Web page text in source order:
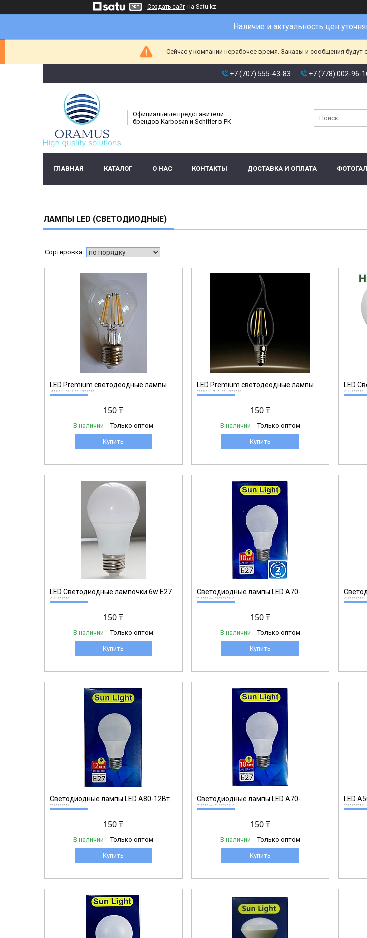
Создать сайт на Satu.kz
Наличие и актуальность цен
Сейчас у компании нерабочее время. Заказы и сообщения
+7 (707) 555-43-83 +7 (778) 002-96-
Официальные представители
брендов Karbosan и Schifler в РК
ГЛАВНАЯ КАТАЛОГ О НАС КОНТАКТЫ ДОСТАВКА И ОПЛАТА
ЛАМПЫ LED (СВЕТОДИОДНЫЕ)
LED Premium светодеодные лампы
4W E27 2700K
150 ₸
В наличии Только оптом
Купить
LED Premium светодеодные лампы
2W E14 2700K
150 ₸
В наличии Только оптом
Купить
LED
6500K.
LED Светодиодные лампочки 6w E27
6500K.
150 ₸
В наличии Только оптом
Купить
A70
Светодиодные лампы LED А70-
10Вт.3000К
150 ₸
В наличии Только оптом
Купить
A80
6000К
Светодиодные лампы LED А80-12Вт.
3000К
150 ₸
В наличии Только оптом
Купить
A70
Светодиодные лампы LED А70-
10Вт.6000К
150 ₸
В наличии Только оптом
Купить
A50
LED
3000К